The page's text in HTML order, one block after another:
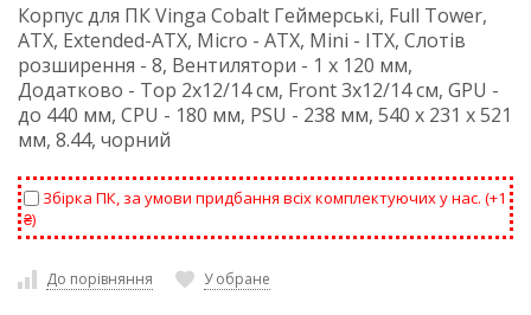
Корпус для ПК Vinga Cobalt Геймерські, Full Tower,
ATX, Extended-ATX, Micro - ATX, Mini - ITX, Слотів
розширення - 8, Вентилятори - 1 х 120 мм,
Додатково - Top 2x12/14 см, Front 3x12/14 см, GPU -
до 440 мм, CPU - 180 мм, PSU - 238 мм, 540 х 231 х 521
мм, 8.44, чорний
Збірка ПК, за умови придбання всіх комплектуючих у нас. (+1
₴)
До порівняння У обране